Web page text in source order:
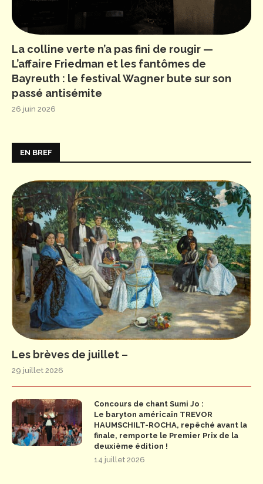
La colline verte n’a pas fini de rougir —
L’affaire Friedman et les fantômes de
Bayreuth : le festival Wagner bute sur son
passé antisémite
26 juin 2026
EN BREF
Les brèves de juillet –
29 juillet 2026
Concours de chant Sumi Jo :
Le baryton américain TREVOR
HAUMSCHILT-ROCHA, repêché avant la
finale, remporte le Premier Prix de la
deuxième édition !
14 juillet 2026